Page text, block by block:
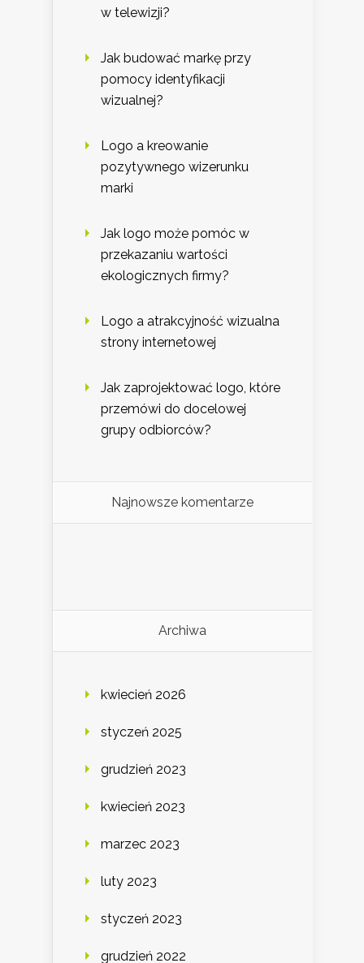
w telewizji?
Jak budować markę przy
pomocy identyfikacji
wizualnej?
Logo a kreowanie
pozytywnego wizerunku
marki
Jak logo może pomóc w
przekazaniu wartości
ekologicznych firmy?
Logo a atrakcyjność wizualna
strony internetowej
Jak zaprojektować logo, które
przemówi do docelowej
grupy odbiorców?
Najnowsze komentarze
Archiwa
kwiecień 2026
styczeń 2025
grudzień 2023
kwiecień 2023
marzec 2023
luty 2023
styczeń 2023
grudzień 2022